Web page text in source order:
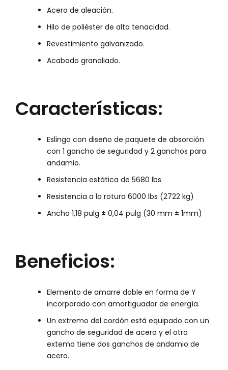
Acero de aleación.
Hilo de poliéster de alta tenacidad.
Revestimiento galvanizado.
Acabado granaliado.
Características:
Eslinga con diseño de paquete de absorción
con 1 gancho de seguridad y 2 ganchos para
andamio.
Resistencia estática de 5680 lbs
Resistencia a la rotura 6000 lbs (2722 kg)
Ancho 1,18 pulg ± 0,04 pulg (30 mm ± 1mm)
Beneficios:
Elemento de amarre doble en forma de Y
incorporado con amortiguador de energía.
Un extremo del cordón está equipado con un
gancho de seguridad de acero y el otro
extemo tiene dos ganchos de andamio de
acero.